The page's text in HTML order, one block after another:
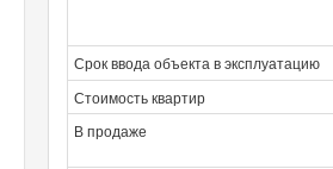
Срок ввода объекта в эксплуатацию
Стоимость квартир
В продаже